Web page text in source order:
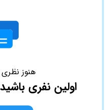
هنوز
اولین نفری